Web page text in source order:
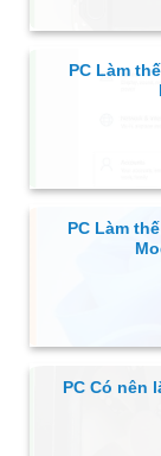
PC Làm
PC Làm
PC Có nên